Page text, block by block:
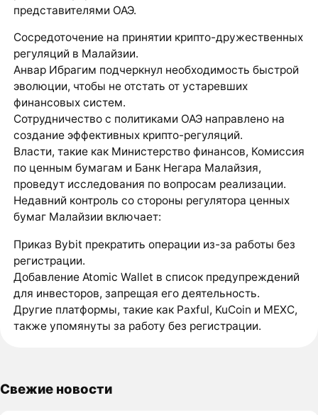
представителями ОАЭ.
Сосредоточение на принятии крипто-дружественных
регуляций в Малайзии.
Анвар Ибрагим подчеркнул необходимость быстрой
эволюции, чтобы не отстать от устаревших
финансовых систем.
Сотрудничество с политиками ОАЭ направлено на
создание эффективных крипто-регуляций.
Власти, такие как Министерство финансов, Комиссия
по ценным бумагам и Банк Негара Малайзия,
проведут исследования по вопросам реализации.
Недавний контроль со стороны регулятора ценных
бумаг Малайзии включает:
Приказ Bybit прекратить операции из-за работы без
регистрации.
Добавление Atomic Wallet в список предупреждений
для инвесторов, запрещая его деятельность.
Другие платформы, такие как Paxful, KuCoin и MEXC,
также упомянуты за работу без регистрации.
Свежие новости